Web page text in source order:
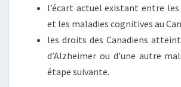
l’écart actuel existant entre
et les maladies cognitives au
les droits des Canadiens
d’Alzheimer ou d’une autre
étape suivante.